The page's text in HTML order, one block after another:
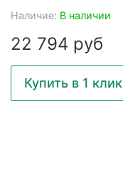
Наличие: В наличии
22 794 руб
Купить в 1 клик